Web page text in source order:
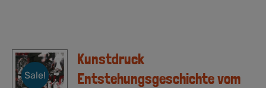
Sale!
Kunstdruck
Entstehungsgeschichte vom